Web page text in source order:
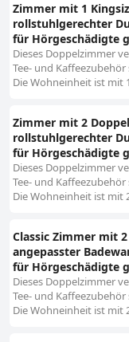
Zimmer mit 1
rollstuhlgerechter
für Hörgeschädigte
Dieses Doppelzimmer
Tee- und Kaffeezubehör
Die Wohneinheit ist mit
Zimmer mit 2
rollstuhlgerechter
für Hörgeschädigte
Dieses Doppelzimmer
Tee- und Kaffeezubehör
Die Wohneinheit ist mit
Classic Zimmer mit
angepasster
für Hörgeschädigte
Dieses Doppelzimmer
Tee- und Kaffeezubehör
Die Wohneinheit ist mit